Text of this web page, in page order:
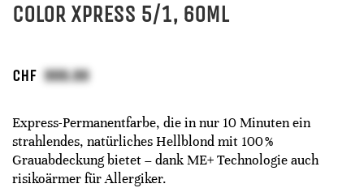
COLOR XPRESS 5/1, 60ML
CHF
Express-Permanentfarbe, die in nur 10 Minuten ein
strahlendes, natürliches Hellblond mit 100 %
Grauabdeckung bietet – dank ME+ Technologie auch
risikoärmer für Allergiker.